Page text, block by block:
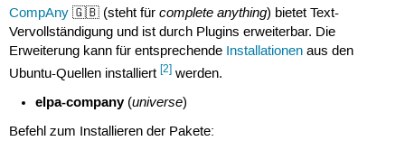
CompAny🇬🇧 (steht für complete anything) bietet Text-
Vervollständigung und ist durch Plugins erweiterbar. Die
Erweiterung kann für entsprechende Installationenaus den
Ubuntu-Quellen installiert [2]werden.
elpa-company (universe)
Befehl zum Installieren der Pakete: